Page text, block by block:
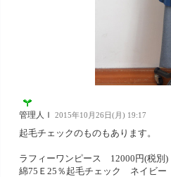
管理人Ｉ 2015年10月26日(月) 19:17
起毛チェックのものもあります。
ラフィーワンピース 12000円(税別)
綿75Ｅ25％起毛チェック ネイビー